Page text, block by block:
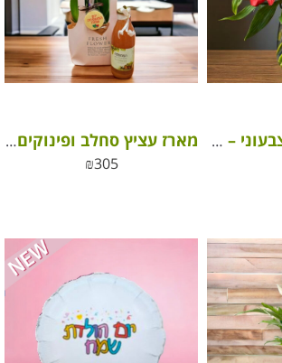
זר אלסטרומריה צבעוני – פריחה מלאת חיים ושמחה
מארז עציץ סחלב ופינוקים – מתנה ליום המשפחה
₪305